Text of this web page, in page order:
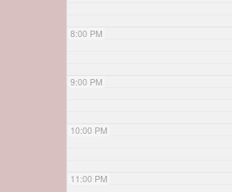
8:00 PM
9:00 PM
10:00 PM
11:00 PM